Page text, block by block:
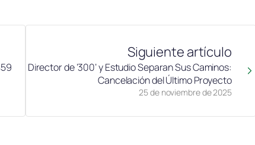
Siguiente artículo
25 de noviembre de 2025
Director de ‘300’ y Estudio Separan Sus Caminos:
Cancelación del Último Proyecto